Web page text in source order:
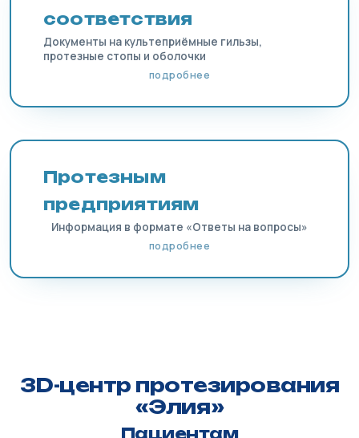
соответствия
Документы на культеприёмные гильзы,
протезные стопы и оболочки
подробнее
Протезным
предприятиям
Информация в формате «Ответы на вопросы»
подробнее
3D-центр протезирования
«Элия»
Пациентам